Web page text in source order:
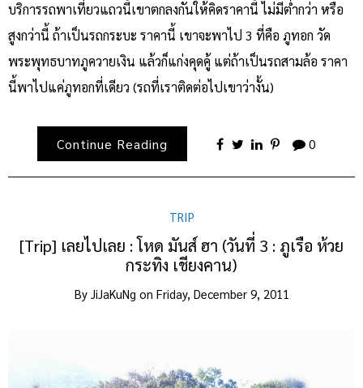
บริการรถพาเที่ยวแถวนี้เขาตกลงกันให้คิดราคานี้ ไม่มีต่ำกว่า หรือ
สูงกว่านี้ ถ้าเป็นรถกระบะ ราคานี้ เขาจะพาไป 3 ที่คือ ภูทอก วัด
พระพุทธบาทภูควายเงิน แล้วก็แก่งคุดคู้ แต่ถ้าเป็นรถสามล้อ ราคา
นี้พาไปแค่ภูทอกที่เดียว (รถที่เราติดต่อไปเขาว่างั้น)
Continue Reading 0
TRIP
[Trip] เลยไปเลย : โหด มันส์ ฮา (วันที่ 3 : ภูเรือ ห้วย
กระทิง เชียงคาน)
By JiJaKuNg on Friday, December 9, 2011